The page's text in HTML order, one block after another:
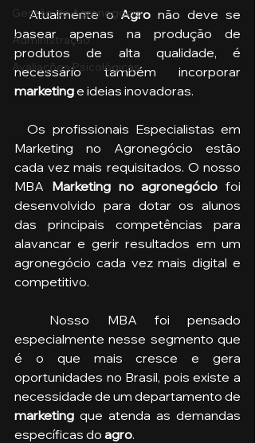
Gestão do Agronegócio
Administração
Avaliações Psicológicas
  Atualmente o
Agro não deve se
basear apenas na produção de
produtos de alta qualidade, é
marketing e ideias inovadoras.
  Os profissionais Especialistas em
Marketing no Agronegócio estão
cada vez mais requisitados. O nosso
MBA Marketing no agronegócio foi
desenvolvido para dotar os alunos
das principais competências para
alavancar e gerir resultados em um
agronegócio cada vez mais digital e
competitivo.
especialmente nesse segmento que
é o que mais cresce e gera
oportunidades no Brasil, pois existe a
marketing que atenda as demandas
específicas do agro.